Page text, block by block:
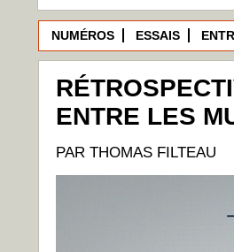
NUMÉROS ESSAIS
ENTRE LES
PAR THOMAS FILTEAU